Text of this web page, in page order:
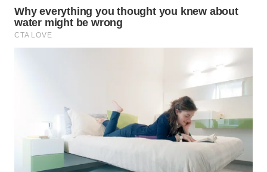
WN
LABUHANBATU
WN DELI
SERDANG